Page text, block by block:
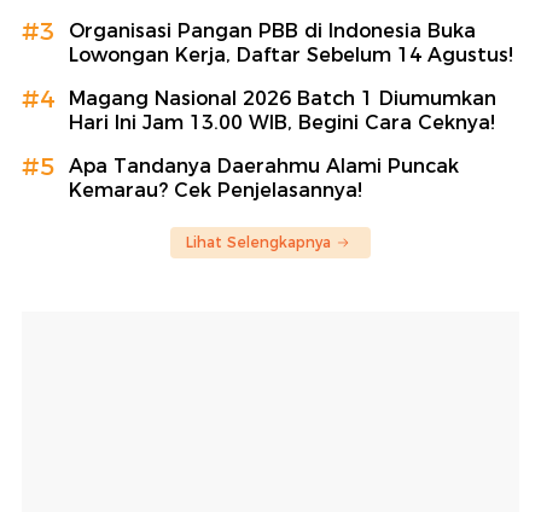
#3
Organisasi Pangan PBB di Indonesia Buka
Lowongan Kerja, Daftar Sebelum 14 Agustus!
#4
Magang Nasional 2026 Batch 1 Diumumkan
Hari Ini Jam 13.00 WIB, Begini Cara Ceknya!
#5
Apa Tandanya Daerahmu Alami Puncak
Kemarau? Cek Penjelasannya!
Lihat Selengkapnya